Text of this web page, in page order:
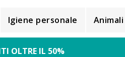
Igiene personale Animali
OLTRE IL 50%